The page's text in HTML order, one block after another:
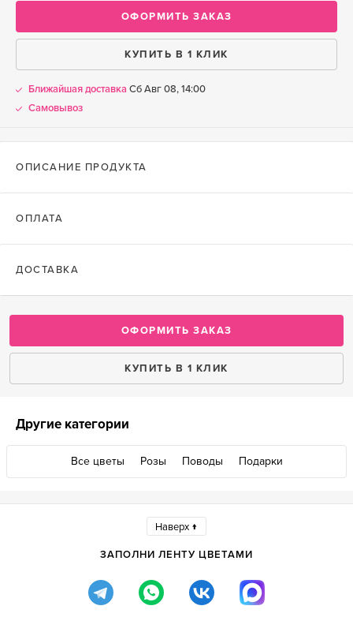
ОФОРМИТЬ ЗАКАЗ
КУПИТЬ В 1 КЛИК
Ближайшая доставка Сб Авг 08, 14:00
Самовывоз
ОПИСАНИЕ ПРОДУКТА
ОПЛАТА
ДОСТАВКА
ОФОРМИТЬ ЗАКАЗ
КУПИТЬ В 1 КЛИК
Другие категории
Все цветы Розы Поводы Подарки
ЗАПОЛНИ ЛЕНТУ ЦВЕТАМИ
Наверх ↑